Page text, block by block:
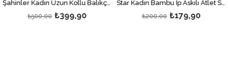
Şahinler Kadın Uzun Kollu Balıkçı Yaka Body Siyah
₺399,90
₺500,00
Star Kadın Bambu İp Askılı Atlet Siyah
₺179,90
₺200,00